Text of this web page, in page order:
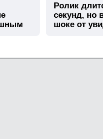
Ролик
секунд, но
шоке от